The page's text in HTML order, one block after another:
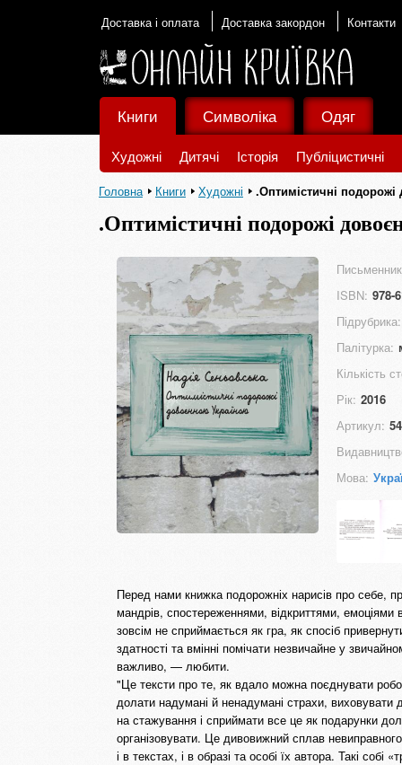
Доставка і оплата Доставка закордон Контакти
Книги
Художні Дитячі Історія Публіцистичні
Символіка Одяг
Головна Книги Художні .Оптимістичні
.Оптимістичні подорожі
ISBN: 978-
Підрубрика:
Палітурка:
Кількість
Рік: 2016
Артикул:
Мова:
Перед нами книжка подорожніх нарисів про себе,
мандрів, спостереженнями, відкриттями, емоціями
зовсім не сприймається як гра, як спосіб
здатності та вмінні помічати незвичайне у
важливо, — любити.
"Це тексти про те, як вдало можна поєднувати
долати надумані й ненадумані страхи, виховувати
на стажування і сприймати все це як подарунки
організовувати. Це дивовижний сплав
і в текстах, і в образі та особі їх автора. Такі собі